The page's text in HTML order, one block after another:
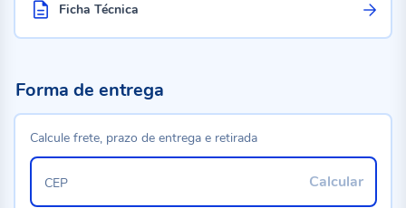
Ficha Técnica
Forma de entrega
Calcule frete, prazo de entrega e retirada
Calcular
CEP